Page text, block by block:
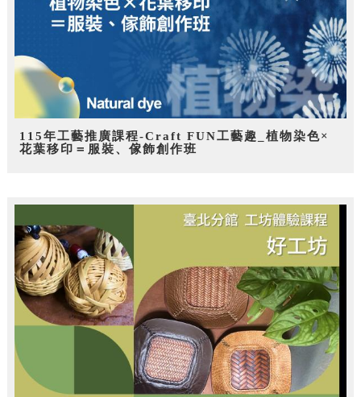
115年工藝推廣課程-Craft FUN工藝趣_植物染色×
花葉移印＝服裝、傢飾創作班